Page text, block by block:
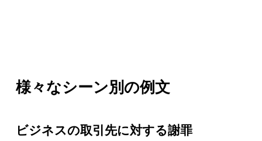
様々なシーン別の例文
ビジネスの取引先に対する謝罪